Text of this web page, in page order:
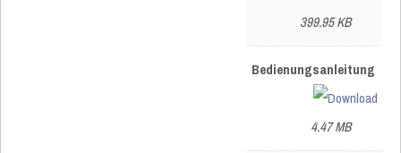
399.95 KB
Bedienungsanleitung
4.47 MB